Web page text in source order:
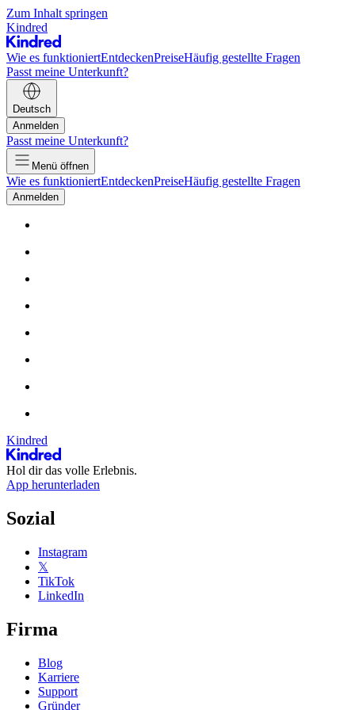
Zum Inhalt springen
Kindred
Wie es funktioniertEntdeckenPreiseHäufig gestellte Fragen
Passt meine Unterkunft?
Deutsch
Anmelden
Passt meine Unterkunft?
Menü öffnen
Wie es funktioniertEntdeckenPreiseHäufig gestellte Fragen
Anmelden
Kindred
Hol dir das volle Erlebnis.
App herunterladen
Sozial
Instagram
𝕏
TikTok
LinkedIn
Firma
Blog
Karriere
Support
Gründer